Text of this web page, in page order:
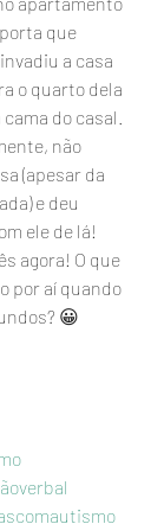
que
a casa
o quarto dela
do casal.
não
(apesar da
e deu
ele de lá!
agora! O que
por aí quando
😀